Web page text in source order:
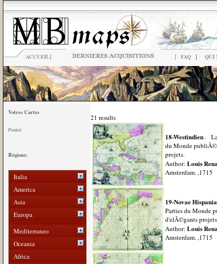
ACCUEIL| | FAQ | QUI
Votres Cartes
Panier
Régions:
Italia
America
Asia
Europa
Mediterraneo
Oceania
Africa
21 results
18-Westindien. La
du Monde publiÃ©
projets.
Author: Louis
Amsterdam. ,1715
19-Novae
Parties du Monde
d'elÃ©gants
Author: Louis
Amsterdam. ,1715